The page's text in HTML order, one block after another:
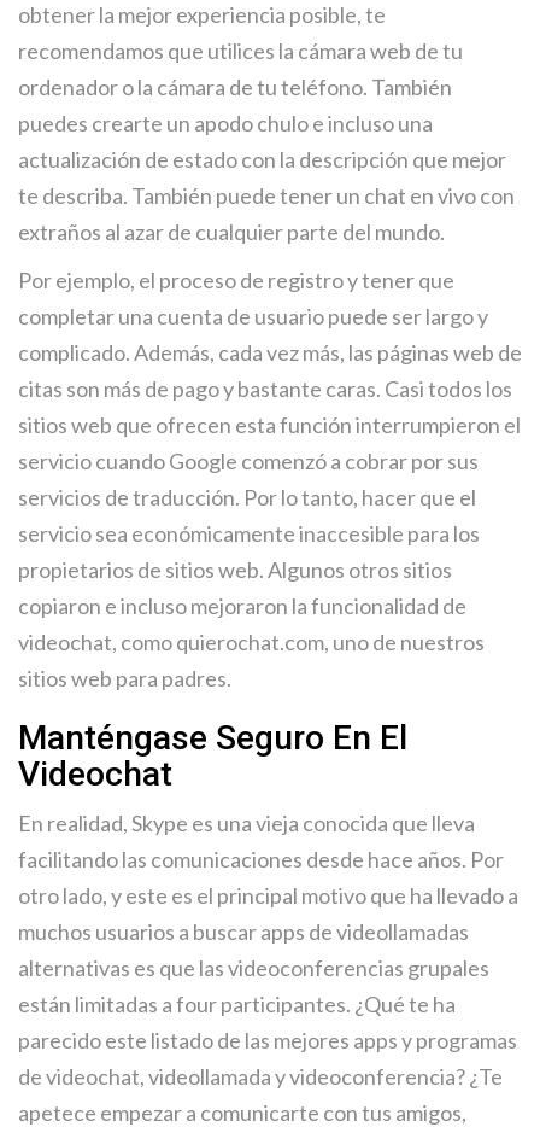
obtener la mejor experiencia posible, te
recomendamos que utilices la cámara web de tu
ordenador o la cámara de tu teléfono. También
puedes crearte un apodo chulo e incluso una
actualización de estado con la descripción que mejor
te describa. También puede tener un chat en vivo con
extraños al azar de cualquier parte del mundo.
Por ejemplo, el proceso de registro y tener que
completar una cuenta de usuario puede ser largo y
complicado. Además, cada vez más, las páginas web de
citas son más de pago y bastante caras. Casi todos los
sitios web que ofrecen esta función interrumpieron el
servicio cuando Google comenzó a cobrar por sus
servicios de traducción. Por lo tanto, hacer que el
servicio sea económicamente inaccesible para los
propietarios de sitios web. Algunos otros sitios
copiaron e incluso mejoraron la funcionalidad de
videochat, como quierochat.com, uno de nuestros
sitios web para padres.
Manténgase Seguro En El
Videochat
En realidad, Skype es una vieja conocida que lleva
facilitando las comunicaciones desde hace años. Por
otro lado, y este es el principal motivo que ha llevado a
muchos usuarios a buscar apps de videollamadas
alternativas es que las videoconferencias grupales
están limitadas a four participantes. ¿Qué te ha
parecido este listado de las mejores apps y programas
de videochat, videollamada y videoconferencia? ¿Te
apetece empezar a comunicarte con tus amigos,